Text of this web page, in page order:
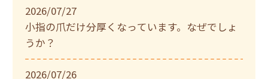
2026/07/27
小指の爪だけ分厚くなっています。なぜでしょ
うか？
2026/07/26